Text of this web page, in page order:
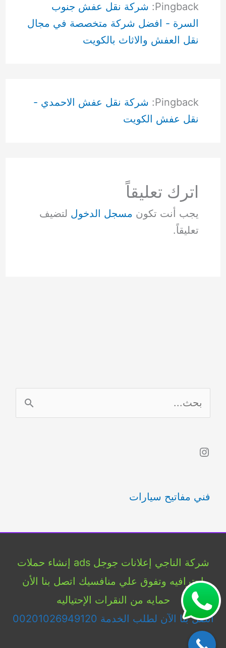
Pingback: شركة نقل عفش جنوب
السرة - افضل شركة متخصصة في مجال
نقل العفش والاثاث بالكويت
Pingback: شركة نقل عفش الاحمدي -
نقل عفش الكويت
اترك تعليقاً
يجب أنت تكون مسجل الدخول لتضيف
تعليقاً.
ل
ح
ع
Instagram
فني مفاتيح سيارات
شركة الناجي إعلانات جوجل ads إنشاء حملات
إحترافيه وتفوق علي منافسيك اتصل بنا الأن
حمايه من النقرات الإحتياليه
اتصل بنا الآن لطلب الخدمة 00201026949120